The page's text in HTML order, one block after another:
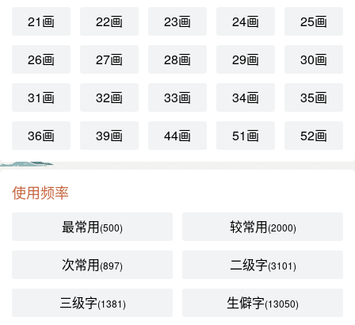
21画 22画 23画 24画 25画
26画 27画 28画 29画 30画
31画 32画 33画 34画 35画
36画 39画 44画 51画 52画
使用频率
最常用(500) 较常用(2000)
次常用(897) 二级字(3101)
三级字(1381) 生僻字(13050)